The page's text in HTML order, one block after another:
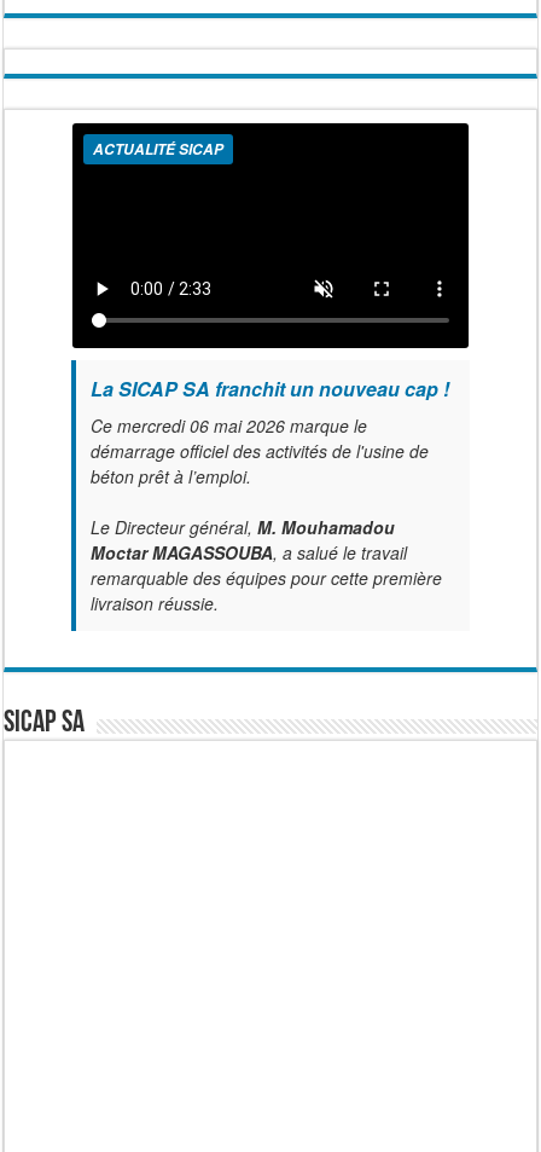
ACTUALITÉ SICAP
La SICAP SA franchit un nouveau cap !
Ce mercredi 06 mai 2026 marque le
démarrage officiel des activités de l'usine de
béton prêt à l’emploi.
Le Directeur général, M. Mouhamadou
Moctar MAGASSOUBA, a salué le travail
remarquable des équipes pour cette première
livraison réussie.
SICAP SA